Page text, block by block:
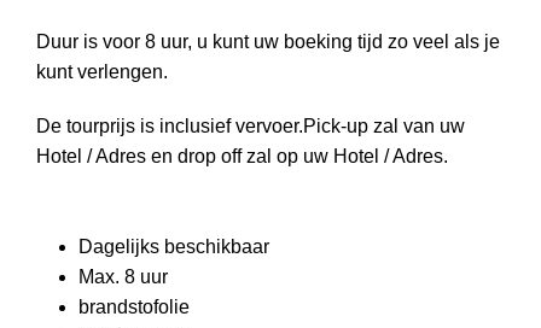
Duur is voor 8 uur, u kunt uw boeking tijd zo veel als je
kunt verlengen.
De tourprijs is inclusief vervoer.Pick-up zal van uw
Hotel / Adres en drop off zal op uw Hotel / Adres.
Dagelijks beschikbaar
Max. 8 uur
brandstofolie